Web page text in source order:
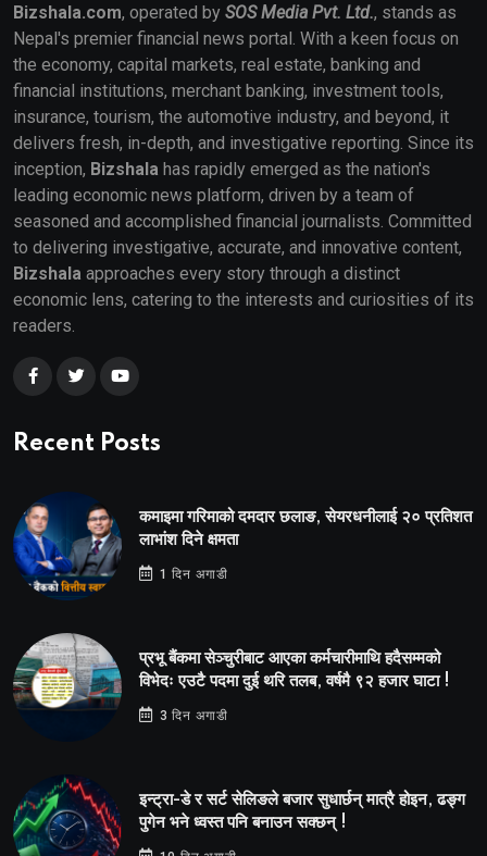
Bizshala.com, operated by SOS Media Pvt. Ltd., stands as
Nepal's premier financial news portal. With a keen focus on
the economy, capital markets, real estate, banking and
financial institutions, merchant banking, investment tools,
insurance, tourism, the automotive industry, and beyond, it
delivers fresh, in-depth, and investigative reporting. Since its
inception, Bizshala has rapidly emerged as the nation's
leading economic news platform, driven by a team of
seasoned and accomplished financial journalists. Committed
to delivering investigative, accurate, and innovative content,
Bizshala approaches every story through a distinct
economic lens, catering to the interests and curiosities of its
readers.
Recent Posts
कमाइमा गरिमाको दमदार छलाङ, सेयरधनीलाई २० प्रतिशत
लाभांश दिने क्षमता
1 दिन अगाडी
प्रभू बैंकमा सेञ्चुरीबाट आएका कर्मचारीमाथि हदैसम्मको
विभेदः एउटै पदमा दुई थरि तलब, वर्षमै ९२ हजार घाटा !
3 दिन अगाडी
इन्ट्रा-डे र सर्ट सेलिङले बजार सुधार्छन् मात्रै होइन, ढङ्ग
पुगेन भने ध्वस्त पनि बनाउन सक्छन् !